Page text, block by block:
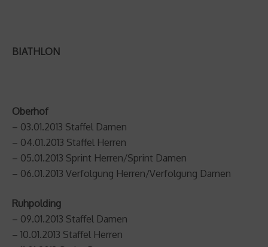
BIATHLON
Oberhof
– 03.01.2013 Staffel Damen
– 04.01.2013 Staffel Herren
– 05.01.2013 Sprint Herren/Sprint Damen
– 06.01.2013 Verfolgung Herren/Verfolgung Damen
Ruhpolding
– 09.01.2013 Staffel Damen
– 10.01.2013 Staffel Herren